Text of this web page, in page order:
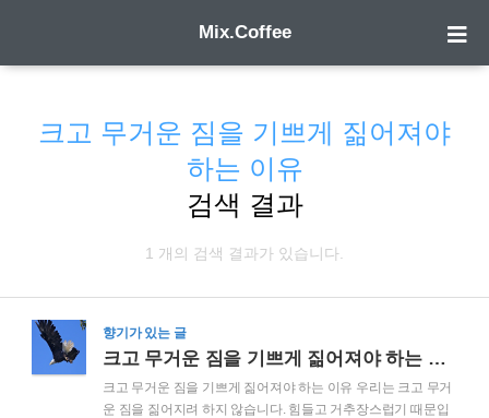
Mix.Coffee
크고 무거운 짐을 기쁘게 짊어져야
하는 이유
검색 결과
1 개의 검색 결과가 있습니다.
향기가 있는 글
크고 무거운 짐을 기쁘게 짊어져야 하는 이유
크고 무거운 짐을 기쁘게 짊어져야 하는 이유 우리는 크고 무거
운 짐을 짊어지려 하지 않습니다. 힘들고 거추장스럽기 때문입